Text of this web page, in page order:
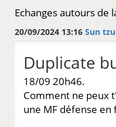
Echanges autours de
20/09/2024 13:16 Sun
Duplicate
18/09 20h46.
Comment ne peux
une MF défense